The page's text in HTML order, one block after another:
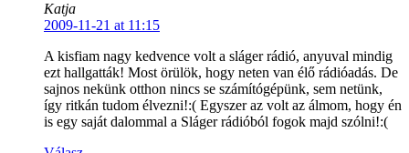
Katja
2009-11-21 at 11:15
A kisfiam nagy kedvence volt a sláger rádió, anyuval mindig
ezt hallgatták! Most örülök, hogy neten van élő rádióadás. De
sajnos nekünk otthon nincs se számítógépünk, sem netünk,
így ritkán tudom élvezni!:( Egyszer az volt az álmom, hogy én
is egy saját dalommal a Sláger rádióból fogok majd szólni!:(